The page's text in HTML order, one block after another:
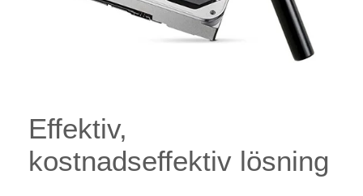
Effektiv,
kostnadseffektiv lösning